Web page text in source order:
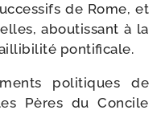
de Rome, et
abou­tis­sant à la
pontificale.
poli­tiques de
Pères du Concile